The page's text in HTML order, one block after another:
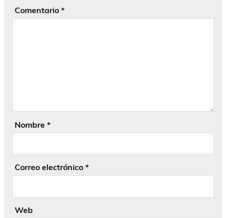
Comentario *
Nombre *
Correo electrónico *
Web